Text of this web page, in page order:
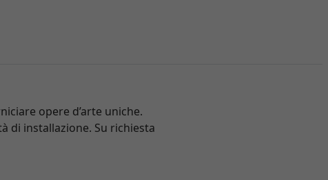
opere d’arte uniche.
di installazione. Su richiesta